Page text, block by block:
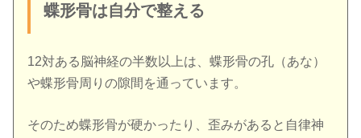
蝶形骨は自分で整える
12対ある脳神経の半数以上は、蝶形骨の孔（あな）
や蝶形骨周りの隙間を通っています。
そのため蝶形骨が硬かったり、歪みがあると自律神